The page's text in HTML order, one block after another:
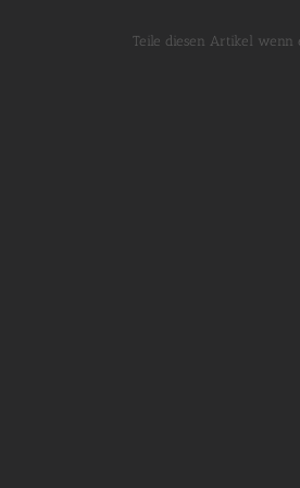
Teile diesen Artikel wenn